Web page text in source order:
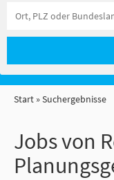
Start Suchergebnisse
Jobs von